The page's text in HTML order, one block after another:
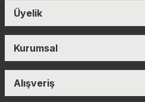
Üyelik
Kurumsal
Alışveriş